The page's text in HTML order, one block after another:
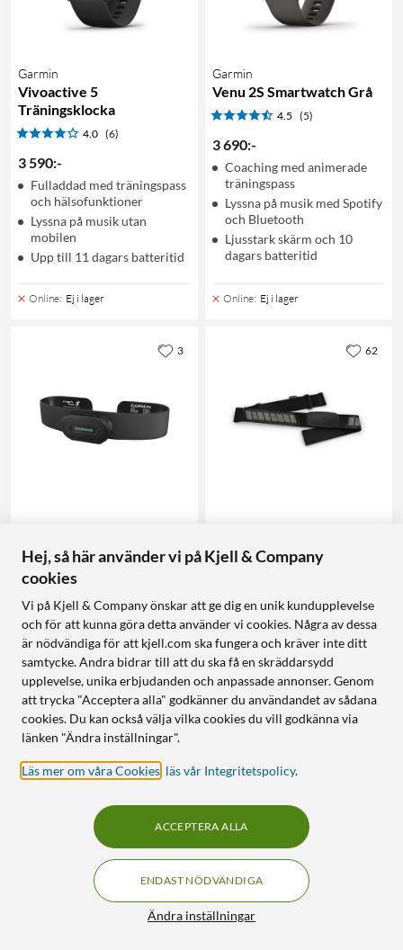
Garmin
Vivoactive 5
Träningsklocka
4.0 (6)
3 590:-
Fulladdad med träningspass
och hälsofunktioner
Lyssna på musik utan
mobilen
Upp till 11 dagars batteritid
Online: Ej i lager
Garmin
Venu 2S Smartwatch Grå
4.5 (5)
3 690:-
Coaching med animerade
träningspass
Lyssna på musik med Spotify
och Bluetooth
Ljusstark skärm och 10
dagars batteritid
Online: Ej i lager
HRM-Fit Pulsband för
Sport-BH
1 899:-
Fästs direkt på sportbehåar
Överför data till kompatibla
enheter och appar
Upp till 1 års batteritid
3
HRM-Dual Pulsband med
Ant+ och Bluetooth
579:-
Designad för gymmet och
löprundan
Ansluts till kompatibel
Garmin-klocka
Tål även simturer (1 ATM)
62
23
Hej, så här använder vi på Kjell & Company
cookies
Vi på Kjell & Company önskar att ge dig en unik kundupplevelse
och för att kunna göra detta använder vi cookies. Några av dessa
är nödvändiga för att kjell.com ska fungera och kräver inte ditt
samtycke. Andra bidrar till att du ska få en skräddarsydd
upplevelse, unika erbjudanden och anpassade annonser. Genom
att trycka "Acceptera alla" godkänner du användandet av sådana
cookies. Du kan också välja vilka cookies du vill godkänna via
länken "Ändra inställningar".
Läs mer om våra Cookies läs vår Integritetspolicy.
Ändra inställningar
ENDAST NÖDVÄNDIGA
ACCEPTERA ALLA